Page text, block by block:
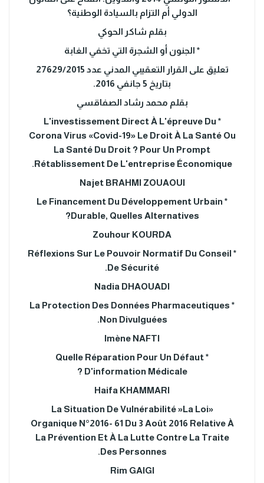
الدولي أم التزام بالسيادة الوطنية؟
بقلم شاكر الحوكي
* الجنون أو الشجرة التي تخفي الغابة
تعليق على القرار التعقيبي المدني عدد 27629/2015
بتاريخ 5 جانفي 2016.
بقلم محمد رشاد الصفاقسي
* L'investissement Direct À L'épreuve Du
Corona Virus «Covid-19» Le Droit À La Santé Ou
La Santé Du Droit ? Pour Un Prompt
Rétablissement De L'entreprise Économique.
Najet BRAHMI ZOUAOUI
* Le Financement Du Développement Urbain
Durable, Quelles Alternatives?
Zouhour KOURDA
* Réflexions Sur Le Pouvoir Normatif Du Conseil
De Sécurité.
Nadia DHAOUADI
* La Protection Des Données Pharmaceutiques
Non Divulguées.
Imène NAFTI
* Quelle Réparation Pour Un Défaut
D'information Médicale ?
Haifa KHAMMARI
«La Situation De Vulnérabilité »La Loi
Organique N°2016- 61 Du 3 Août 2016 Relative À
La Prévention Et À La Lutte Contre La Traite
Des Personnes.
Rim GAIGI